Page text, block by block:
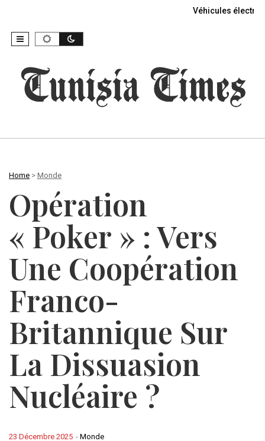
Véhicules
Home > Monde
Opération
« Poker » : Vers
Une Coopération
Franco-
Britannique Sur
La Dissuasion
Nucléaire ?
- Monde
23 Décembre 2025